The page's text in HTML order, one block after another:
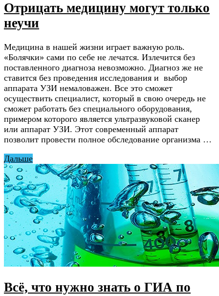
Отрицать медицину могут только
неучи
Медицина в нашей жизни играет важную роль.
«Болячки» сами по себе не лечатся. Излечится без
поставленного диагноза невозможно. Диагноз же не
ставится без проведения исследования и выбор
аппарата УЗИ немаловажен. Все это сможет
осуществить специалист, который в свою очередь не
сможет работать без специального оборудования,
примером которого является ультразвуковой сканер
или аппарат УЗИ. Этот современный аппарат
позволит провести полное обследование организма …
Дальше
Всё, что нужно знать о ГИА по